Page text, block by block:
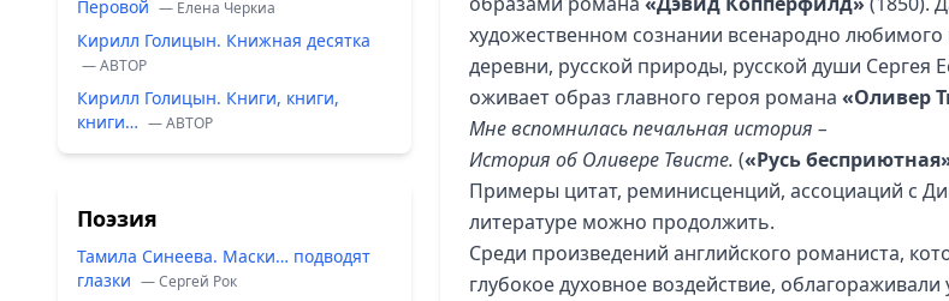
Перовой — Елена Черкиа
Кирилл Голицын. Книжная десятка
— ABTOP
Кирилл Голицын. Книги, книги,
книги… — ABTOP
Поэзия
Тамила Синеева. Маски… подводят
глазки — Сергей Рок
художественном сознании всенародно любимого
деревни, русской природы, русской души Сергея
оживает образ главного героя романа «Оливер
Мне вспомнилась печальная история –
История об Оливере Твисте. («Русь
Примеры цитат, реминисценций, ассоциаций с
литературе можно продолжить.
Среди произведений английского романиста,
глубокое духовное воздействие, облагораживали